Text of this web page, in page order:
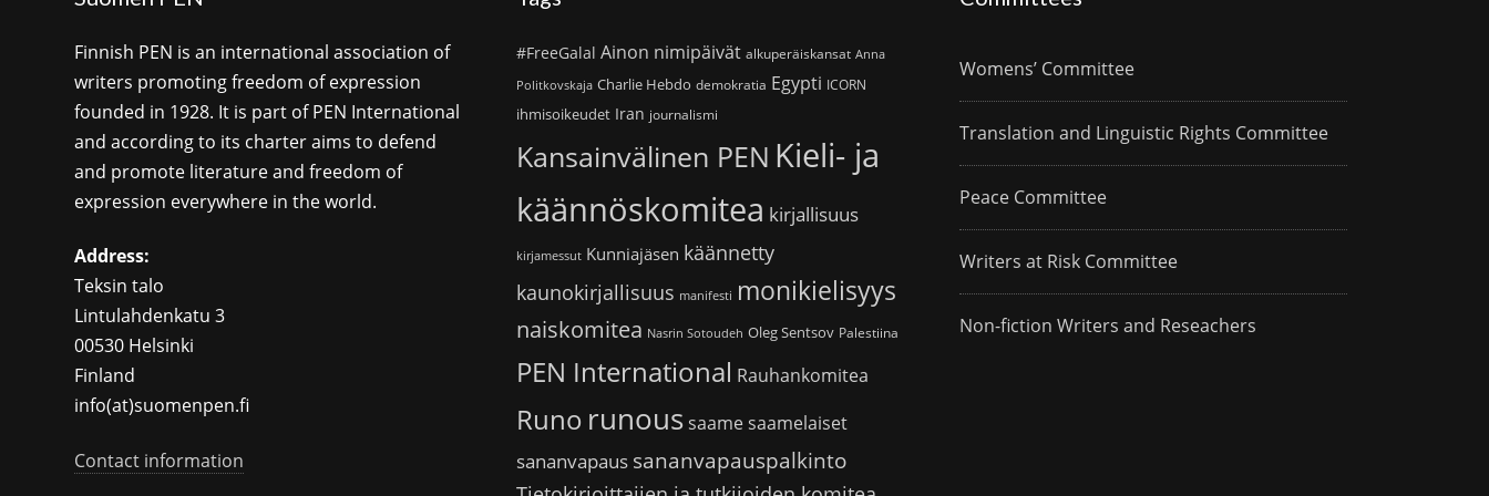
Finnish PEN is an international association of
writers promoting freedom of expression
founded in 1928. It is part of PEN International
and according to its charter aims to defend
and promote literature and freedom of
expression everywhere in the world.
Address:
Teksin talo
Lintulahdenkatu 3
00530 Helsinki
Finland
info(at)suomenpen.fi
Contact information
#FreeGalal Ainon nimipäivät alkuperäiskansat Anna
Politkovskaja Charlie Hebdo demokratia Egypti ICORN
ihmisoikeudet Iran journalismi
Kansainvälinen PEN Kieli- ja
käännöskomitea kirjallisuus
kirjamessut Kunniajäsen käännetty
kaunokirjallisuus manifesti monikielisyys
naiskomitea Nasrin Sotoudeh Oleg Sentsov Palestiina
PEN International Rauhankomitea
Runo runoussaamesaamelaiset
sananvapaus sananvapauspalkinto
Womens’ Committee
Translation and Linguistic Rights Committee
Peace Committee
Writers at Risk Committee
Non-fiction Writers and Reseachers